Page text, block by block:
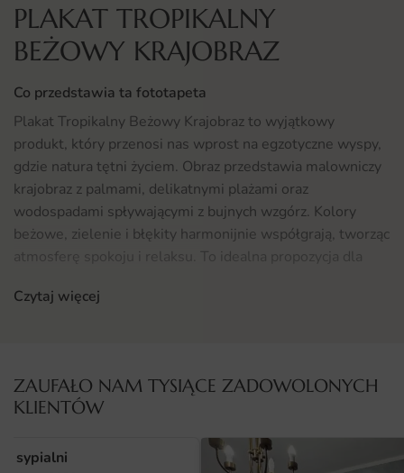
PLAKAT TROPIKALNY
BEŻOWY KRAJOBRAZ
Co przedstawia ta fototapeta
Plakat Tropikalny Beżowy Krajobraz to wyjątkowy
produkt, który przenosi nas wprost na egzotyczne wyspy,
gdzie natura tętni życiem. Obraz przedstawia malowniczy
krajobraz z palmami, delikatnymi plażami oraz
wodospadami spływającymi z bujnych wzgórz. Kolory
beżowe, zielenie i błękity harmonijnie współgrają, tworząc
atmosferę spokoju i relaksu. To idealna propozycja dla
odrobinę tropikalnego klimatu i przyrody.
Fototapeta Plakat Tropikalny Beżowy Krajobraz doskonale
sprawdzi się w wielu przestrzeniach. Może stać się
centralnym punktem w salonie, dodając mu ciepła i
przytulności. Idealnie wkomponuje się także w sypialnię,
Czytaj więcej
ZAUFAŁO NAM TYSIĄCE ZADOWOLONYCH
KLIENTÓW
sypialni